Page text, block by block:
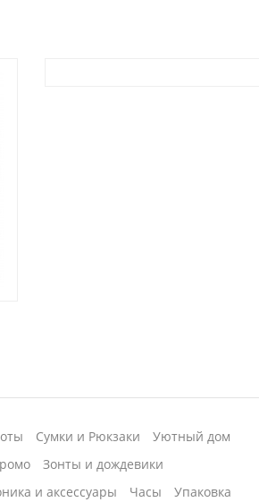
Сумки и Рюкзаки
Уютный дом
Зонты и дождевики
и аксессуары Часы
Упаковка